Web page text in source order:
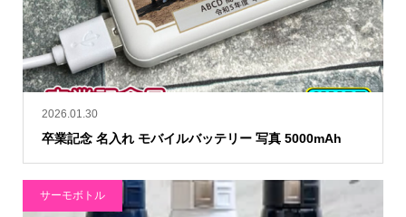
2026.01.30
卒業記念 名入れ モバイルバッテリー 写真 5000mAh
サーモボトル